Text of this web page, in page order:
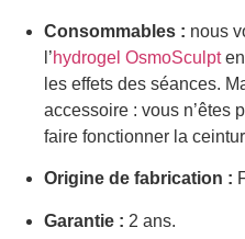
Consommables : nous
l’hydrogel OsmoSculpten
les effets des séances.
accessoire : vous n’êtes
faire fonctionner la
Origine de fabrication :
Garantie : 2 ans.